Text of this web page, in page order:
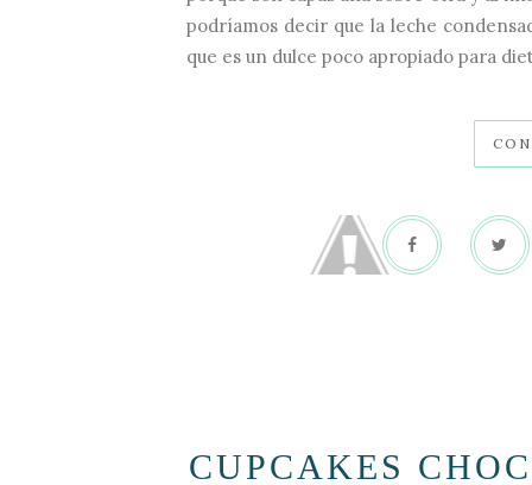
podríamos decir que la leche
que es un dulce poco apropiado para
CUPCAKES